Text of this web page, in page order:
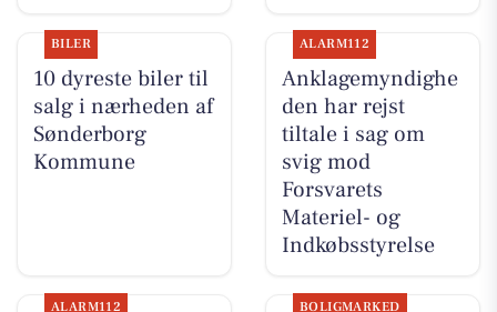
BILER
10 dyreste biler til
salg i nærheden af
Sønderborg
Kommune
ALARM112
Anklagemyndighe
den har rejst
tiltale i sag om
svig mod
Forsvarets
Materiel- og
Indkøbsstyrelse
ALARM112 BOLIGMARKED